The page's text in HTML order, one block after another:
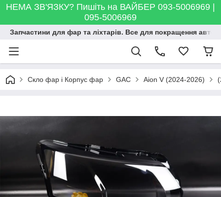
НЕМА ЗВ'ЯЗКУ? Пишіть на ВАЙБЕР 093-5006969 |
095-5006969
Запчастини для фар та ліхтарів. Все для покращення
Скло фар і Корпус фар GAC Aion V (2024-2026)